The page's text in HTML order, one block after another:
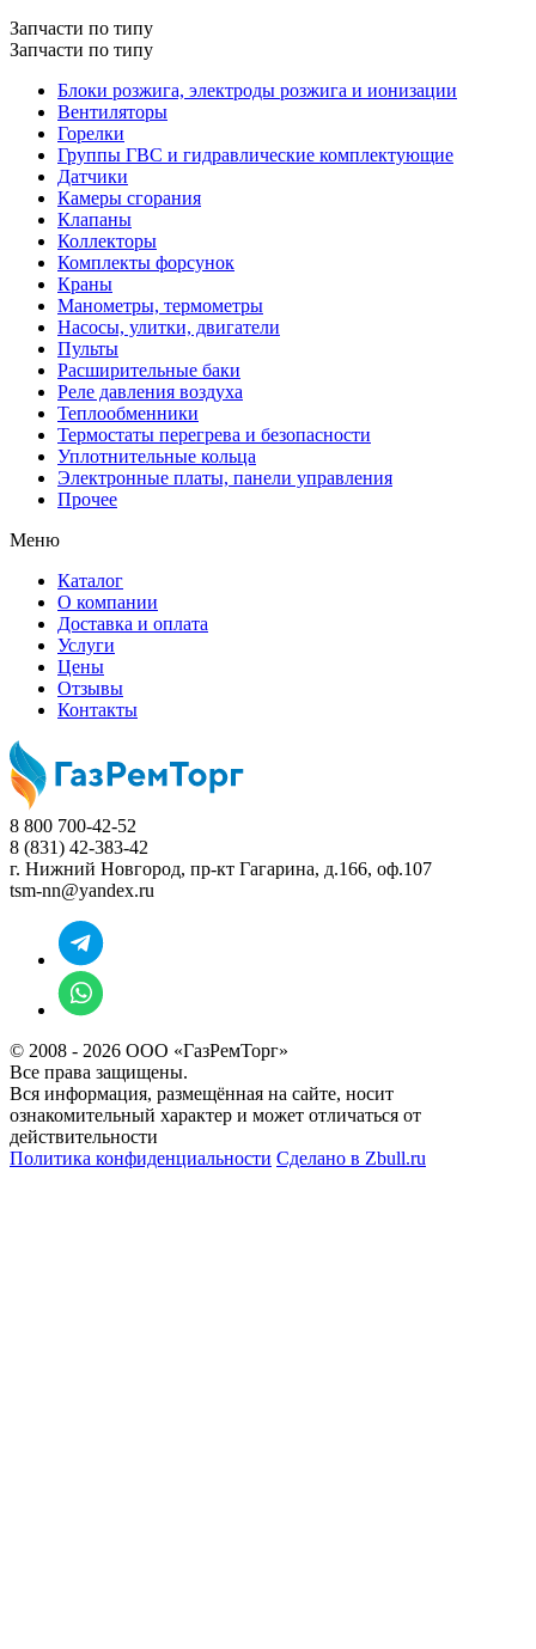
Запчасти по типу
Запчасти по типу
Блоки розжига, электроды розжига и ионизации
Вентиляторы
Горелки
Группы ГВС и гидравлические комплектующие
Датчики
Камеры сгорания
Клапаны
Коллекторы
Комплекты форсунок
Краны
Манометры, термометры
Насосы, улитки, двигатели
Пульты
Расширительные баки
Реле давления воздуха
Теплообменники
Термостаты перегрева и безопасности
Уплотнительные кольца
Электронные платы, панели управления
Прочее
Меню
Каталог
О компании
Доставка и оплата
Услуги
Цены
Отзывы
Контакты
8 800 700-42-52
8 (831) 42-383-42
г. Нижний Новгород, пр-кт Гагарина, д.166, оф.107
tsm-nn@yandex.ru
© 2008 - 2026 ООО «ГазРемТорг»
Все права защищены.
Вся информация, размещённая на сайте, носит
ознакомительный характер и может отличаться от
действительности
Политика конфиденциальности Сделано в Zbull.ru